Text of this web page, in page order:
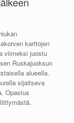
karttojen
viimeksi juostu
Ruskajuoksun
alueella.
sijaitseva
Opastus